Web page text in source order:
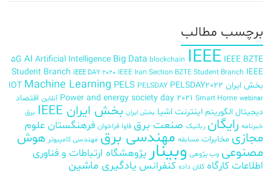
برچسب‌ مطالب
5G AI Artificial Intelligence Big Data blockchain IEEE IEEE BZTE
Student Branch IEEE DAY 2020 IEEE Iran Section BZTE Student Branch IEEE
بخش ایران
IOT Machine Learning PELS PELSDAY PELSDAY2022
Power and energy society day 2021 Smart Home webinar آنلاین اقتصاد
دیجیتال الگوریتم اینترنت اشیا بخش ایران بخش ایران IEEE
برق
خبرنامه رایگان رباتیک صنعت برق فاوا فراخوان فرهنگستان علوم
مجازی مخابرات مسابقه مهندسی برق مهندسی کامپیوتر هوش
مصنوعی وب پژوهی وبینارپژوهشگاه ارتباطات و فناوری
اطلاعات کارگاه کلان داده کنفرانس یادگیری ماشین